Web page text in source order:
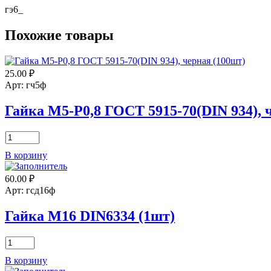
гэ6_
Похожие товары
25.00 ₽
Арт: гч5ф
Гайка М5-Р0,8 ГОСТ 5915-70(DIN 934),
Количество
товара
Гайка
М5-
Р0,8
ГОСТ
70(DIN
934),
(100шт)
В корзину
60.00 ₽
Арт: гсд16ф
Гайка М16 DIN6334 (1шт)
Количество
товара
Гайка
В корзину